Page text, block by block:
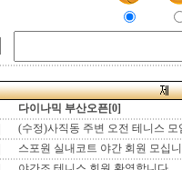
다이나믹 부산오픈[0]
(수정)사직동 주변 오전 테니스 모
스포원 실내코트 야간 회원 모십